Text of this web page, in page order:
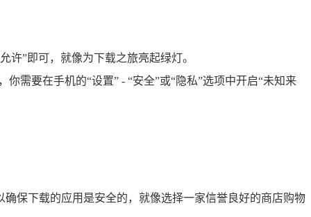
”即可，就像为下载之旅亮起绿灯。
需要在手机的“设置” - “安全”或“隐私”选项中开启“未知来
保下载的应用是安全的，就像选择一家信誉良好的商店购物